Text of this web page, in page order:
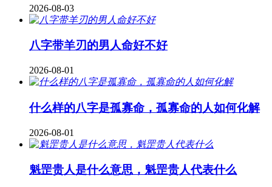
2026-08-03
八字带羊刃的男人命好不好
2026-08-01
什么样的八字是孤寡命，孤寡命的人如何化解
2026-08-01
魁罡贵人是什么意思，魁罡贵人代表什么